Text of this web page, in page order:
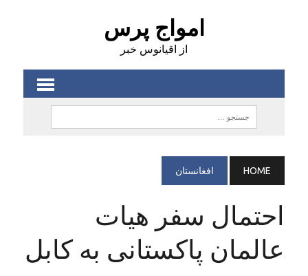
امواج پرس
از اقیانوس خبر
HOME افغانستان
احتمال سفر هیات
عالمان پاکستانی به کابل